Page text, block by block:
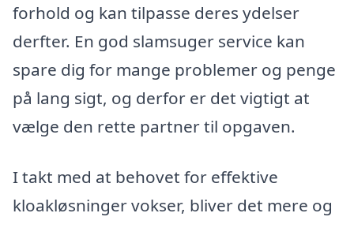
forhold og kan tilpasse deres ydelser
derfter. En god slamsuger service kan
spare dig for mange problemer og penge
på lang sigt, og derfor er det vigtigt at
vælge den rette partner til opgaven.
I takt med at behovet for effektive
kloakløsninger vokser, bliver det mere og